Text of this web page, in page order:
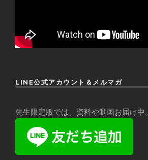
LINE公式アカウント＆メルマガ
先生限定版では、資料や動画お届け中。